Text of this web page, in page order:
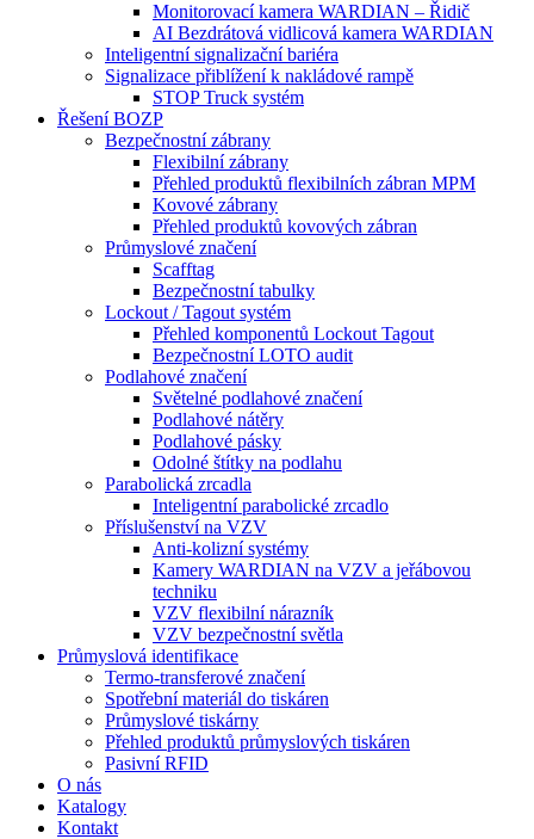
Monitorovací kamera WARDIAN – Řidič
AI Bezdrátová vidlicová kamera WARDIAN
Inteligentní signalizační bariéra
Signalizace přiblížení k nakládové rampě
STOP Truck systém
Řešení BOZP
Bezpečnostní zábrany
Flexibilní zábrany
Přehled produktů flexibilních zábran MPM
Kovové zábrany
Přehled produktů kovových zábran
Průmyslové značení
Scafftag
Bezpečnostní tabulky
Lockout / Tagout systém
Přehled komponentů Lockout Tagout
Bezpečnostní LOTO audit
Podlahové značení
Světelné podlahové značení
Podlahové nátěry
Podlahové pásky
Odolné štítky na podlahu
Parabolická zrcadla
Inteligentní parabolické zrcadlo
Příslušenství na VZV
Anti-kolizní systémy
Kamery WARDIAN na VZV a jeřábovou
techniku
VZV flexibilní nárazník
VZV bezpečnostní světla
Průmyslová identifikace
Termo-transferové značení
Spotřební materiál do tiskáren
Průmyslové tiskárny
Přehled produktů průmyslových tiskáren
Pasivní RFID
O nás
Katalogy
Kontakt